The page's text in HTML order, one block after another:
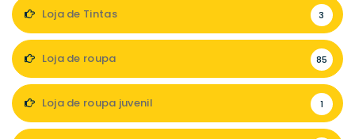
Loja de Tintas 3
Loja de roupa 85
Loja de roupa juvenil 1